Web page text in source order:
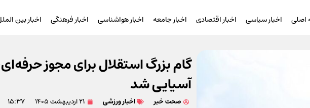
اصلی اخبار سیاسی اخبار اقتصادی اخبار جامعه اخبار هواشناسی اخبار فرهنگی اخبار بین
گام بزرگ استقلال برای مجوز
آسیایی شد
صحت خبر اخبار ورزشی ۲۱ اردیبهشت ۱۴۰۵ ۱۵:۳۷